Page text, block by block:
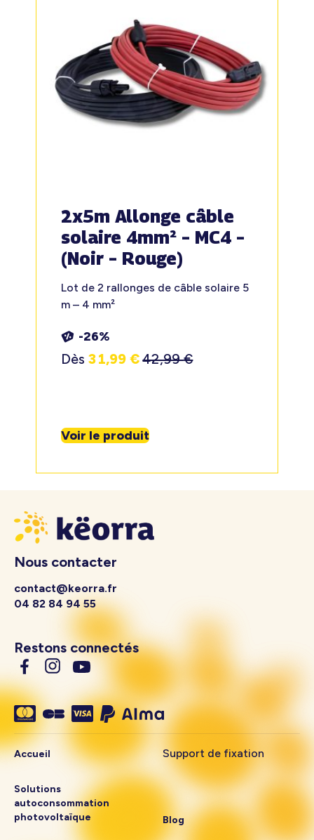
2x5m Allonge câble
solaire 4mm² – MC4 –
(Noir – Rouge)
Lot de 2 rallonges de câble solaire 5
m – 4 mm²
-26%
Dès 31,99€42,99€
Voir le produit
Nous contacter
contact@keorra.fr
04 82 84 94 55
Restons connectés
Accueil
Solutions
autoconsommation
photovoltaïque
Support de fixation
Blog